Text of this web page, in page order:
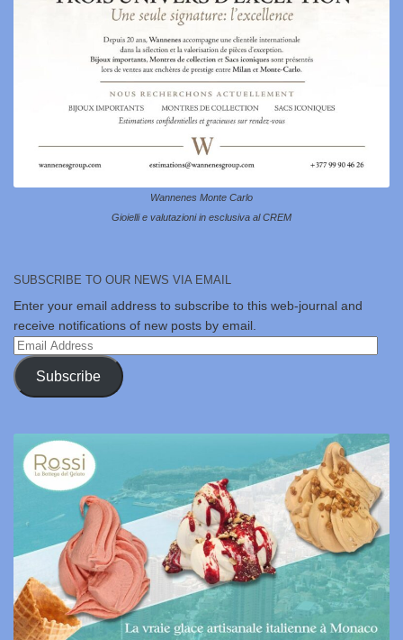
Wannenes Monte Carlo
Gioielli e valutazioni in esclusiva al CREM
SUBSCRIBE TO OUR NEWS VIA EMAIL
Enter your email address to subscribe to this web-journal and
receive notifications of new posts by email.
Email
Address
Subscribe